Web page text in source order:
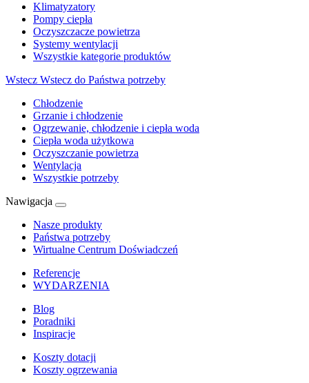
Klimatyzatory
Pompy ciepła
Oczyszczacze powietrza
Systemy wentylacji
Wszystkie kategorie produktów
Wstecz Wstecz do Państwa potrzeby
Chłodzenie
Grzanie i chłodzenie
Ogrzewanie, chłodzenie i ciepła woda
Ciepła woda użytkowa
Oczyszczanie powietrza
Wentylacja
Wszystkie potrzeby
Nawigacja
Nasze produkty
Państwa potrzeby
Wirtualne Centrum Doświadczeń
Referencje
WYDARZENIA
Blog
Poradniki
Inspiracje
Koszty dotacji
Koszty ogrzewania